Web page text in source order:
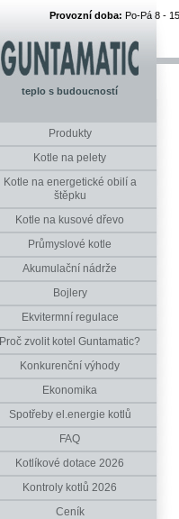
Provozní doba: Po-Pá 8 -
teplo s budoucností
Produkty
Kotle na pelety
Kotle na energetické obilí a
štěpku
Kotle na kusové dřevo
Průmyslové kotle
Akumulační nádrže
Bojlery
Ekvitermní regulace
Proč zvolit kotel Guntamatic?
Konkurenční výhody
Ekonomika
Spotřeby el.energie kotlů
FAQ
Kotlíkové dotace 2026
Kontroly kotlů 2026
Ceník